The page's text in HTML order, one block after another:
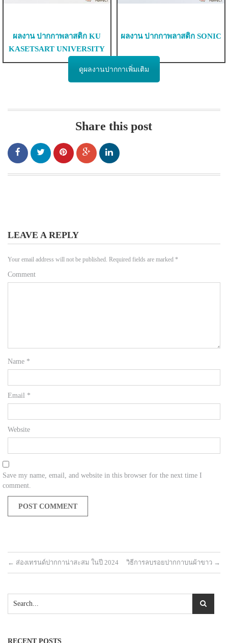
ผลงาน ปากกาพลาสติก KU
KASETSART UNIVERSITY
ผลงาน ปากกาพลาสติก SONIC
ดูผลงานปากกาเพิ่มเติม
Share this post
LEAVE A REPLY
Your email address will not be published. Required fields are marked *
Comment
Name *
Email *
Website
Save my name, email, and website in this browser for the next time I
comment.
← ส่องเทรนด์ปากกาน่าสะสม ในปี 2024 วิธีการลบรอยปากกาบนผ้าขาว →
RECENT POSTS